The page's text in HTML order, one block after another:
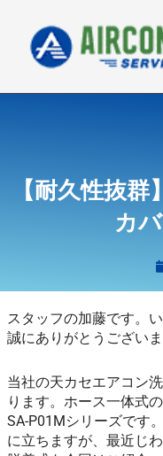
キ
【耐久性抜
カ
スタッフの加藤です。
誠にありがとうございま
当社の天カセエアコン
ります。ホース一体式
SA-P01Mシリーズです
に立ちますが、最近じ